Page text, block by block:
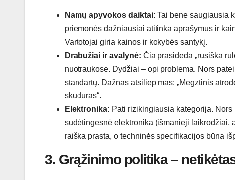
Namų apyvokos daiktai: Tai bene saugiausia
priemonės dažniausiai atitinka aprašymus ir
Vartotojai giria kainos ir kokybės santykį.
Drabužiai ir avalynė: Čia prasideda „rusiška
nuotraukose. Dydžiai – opi problema. Nors
standartų. Dažnas atsiliepimas: „Megztinis
skuduras“.
Elektronika: Pati rizikingiausia kategorija.
sudėtingesnė elektronika (išmanieji laikrodžiai,
raiška prasta, o techninės specifikacijos būna
3. Grąžinimo politika –